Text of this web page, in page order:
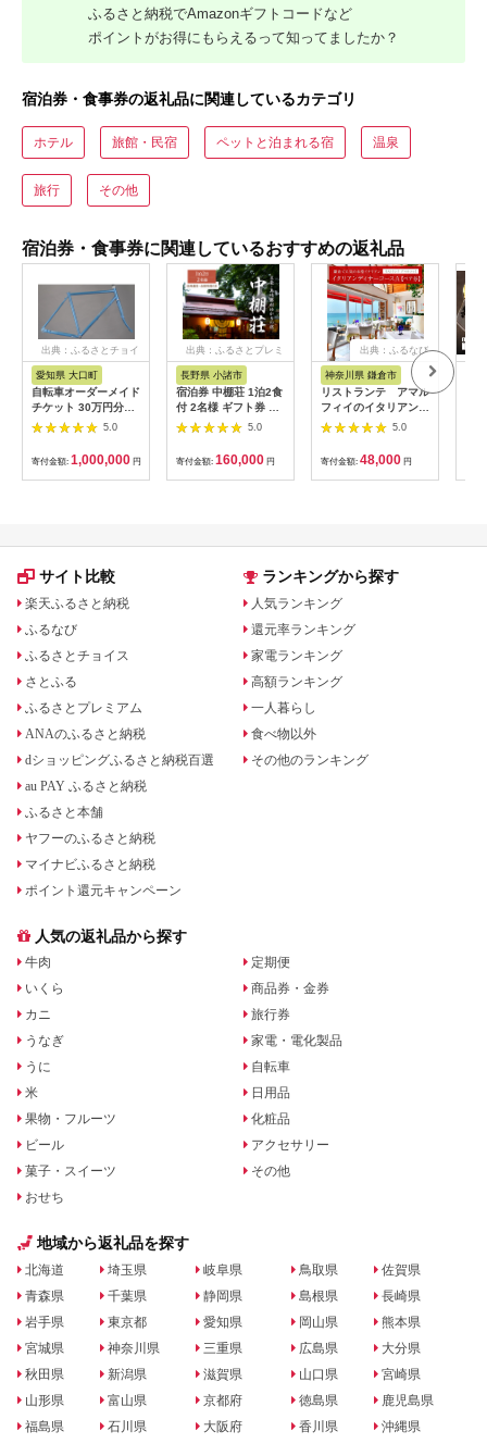
ふるさと納税でAmazonギフトコードなど
ポイントがお得にもらえるって知ってましたか？
宿泊券・食事券の返礼品に関連しているカテゴリ
ホテル 旅館・民宿 ペットと泊まれる宿 温泉
旅行 その他
宿泊券・食事券に関連しているおすすめの返礼品
出典：ふるさとチョイ
愛知県 大口町
自転車オーダーメイド
チケット 30万円分
【1360365】
5.0
寄付金額: 1,000,000 円
出典：ふるさとプレミ
長野県 小諸市
宿泊券 中棚荘 1泊2食
付 2名様 ギフト券 チ
ケット 券 宿泊 旅行
5.0
寄付金額: 160,000 円
出典：ふるなび
神奈川県 鎌倉市
リストランテ アマル
フィイのイタリアンデ
ィナーコースA ペア
5.0
寄付金額: 48,000 円
サイト比較
楽天ふるさと納税
ふるなび
ふるさとチョイス
さとふる
ふるさとプレミアム
ANAのふるさと納税
dショッピングふるさと納税百選
au PAY ふるさと納税
ふるさと本舗
ヤフーのふるさと納税
マイナビふるさと納税
ポイント還元キャンペーン
ランキングから探す
人気ランキング
還元率ランキング
家電ランキング
高額ランキング
一人暮らし
食べ物以外
その他のランキング
人気の返礼品から探す
牛肉
いくら
カニ
うなぎ
うに
米
果物・フルーツ
ビール
菓子・スイーツ
おせち
定期便
商品券・金券
旅行券
家電・電化製品
自転車
日用品
化粧品
アクセサリー
その他
地域から返礼品を探す
北海道
青森県
岩手県
宮城県
秋田県
山形県
福島県
埼玉県
千葉県
東京都
神奈川県
新潟県
富山県
石川県
岐阜県
静岡県
愛知県
三重県
滋賀県
京都府
大阪府
鳥取県
島根県
岡山県
広島県
山口県
徳島県
香川県
佐賀県
長崎県
熊本県
大分県
宮崎県
鹿児島県
沖縄県